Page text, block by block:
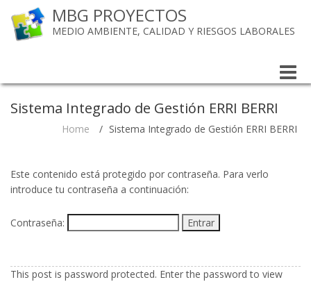
MBG PROYECTOS
MEDIO AMBIENTE, CALIDAD Y RIESGOS LABORALES
Toggle
Sistema Integrado de Gestión ERRI BERRI
Home / Sistema Integrado de Gestión ERRI BERRI
Este contenido está protegido por contraseña. Para verlo
introduce tu contraseña a continuación:
Contraseña:
This post is password protected. Enter the password to view